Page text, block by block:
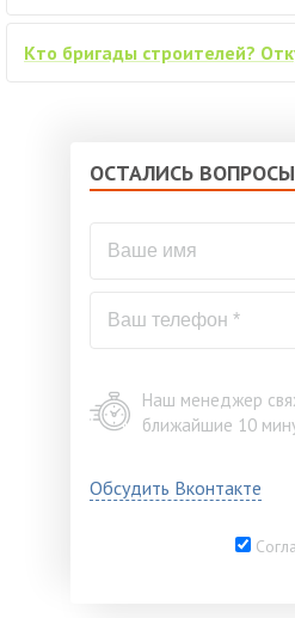
Кто бригады строителей?
ОСТАЛИСЬ
Наш менеджер
ближайшие 10
Обсудить Вконтакте